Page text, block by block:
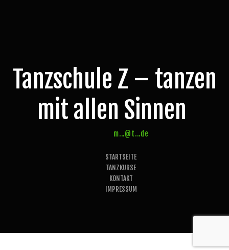
Tanzschule Z – tanzen
mit allen Sinnen
m...@t...de
STARTSEITE
TANZKURSE
KONTAKT
IMPRESSUM